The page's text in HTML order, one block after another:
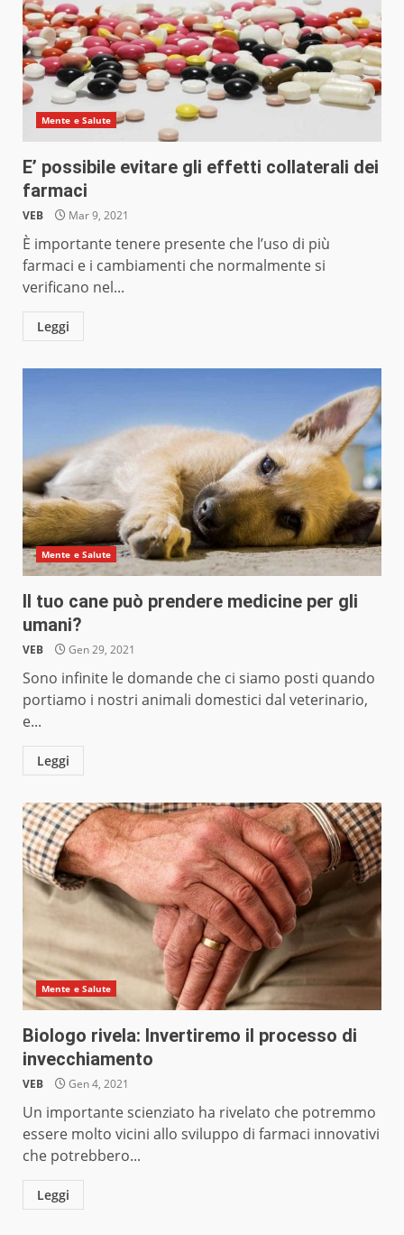
Mente e Salute
E’ possibile evitare gli effetti collaterali dei
farmaci
VEB Mar 9, 2021
È importante tenere presente che l’uso di più
farmaci e i cambiamenti che normalmente si
verificano nel...
Leggi
Mente e Salute
Il tuo cane può prendere medicine per gli
umani?
VEB Gen 29, 2021
Sono infinite le domande che ci siamo posti quando
portiamo i nostri animali domestici dal veterinario,
e...
Leggi
Mente e Salute
Biologo rivela: Invertiremo il processo di
invecchiamento
VEB Gen 4, 2021
Un importante scienziato ha rivelato che potremmo
essere molto vicini allo sviluppo di farmaci innovativi
che potrebbero...
Leggi